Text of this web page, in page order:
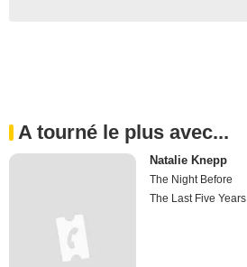
A tourné le plus avec...
Natalie Knepp
The Night Before
The Last Five Years